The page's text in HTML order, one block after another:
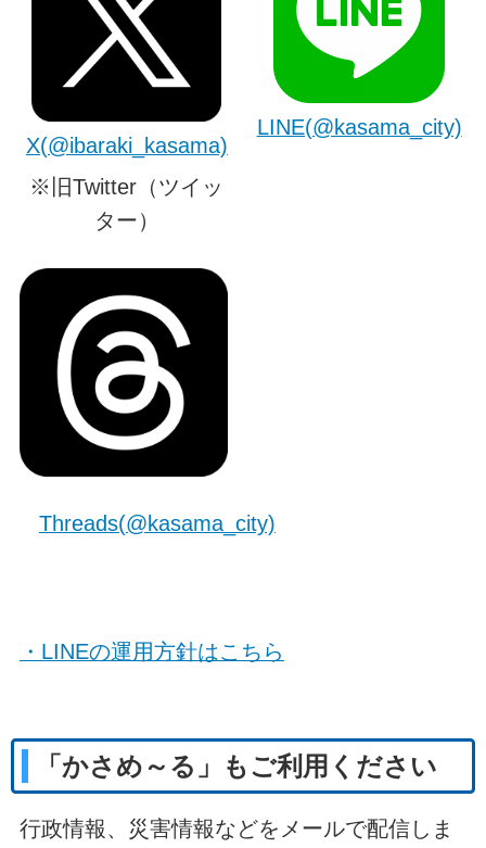
X(@ibaraki_kasama)
※旧Twitter（ツイッ
ター）
LINE(@kasama_city)
Threads(@kasama_city)
・LINEの運用方針はこちら
「かさめ～る」もご利用ください
行政情報、災害情報などをメールで配信しま